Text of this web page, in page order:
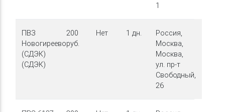
1
ПВЗ
Новогиреево
(СДЭК)
(СДЭК)
200
руб.
Нет 1 дн.
Россия,
Москва,
Москва,
ул. пр-т
Свободный,
26